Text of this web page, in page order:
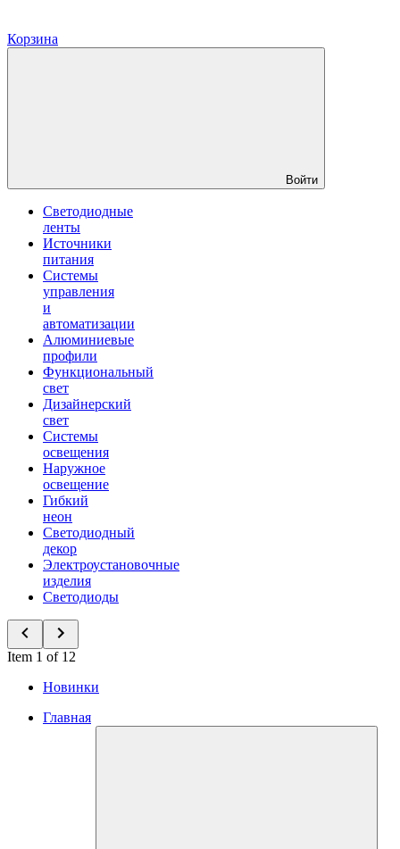
Корзина
Войти
Светодиодные
ленты
Источники
питания
Системы
управления
и
автоматизации
Алюминиевые
профили
Функциональный
свет
Дизайнерский
свет
Системы
освещения
Наружное
освещение
Гибкий
неон
Светодиодный
декор
Электроустановочные
изделия
Светодиоды
Item 1 of 12
Новинки
Главная